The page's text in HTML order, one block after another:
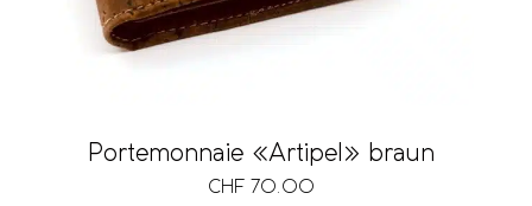
Portemonnaie «Artipel» braun
CHF 70.00